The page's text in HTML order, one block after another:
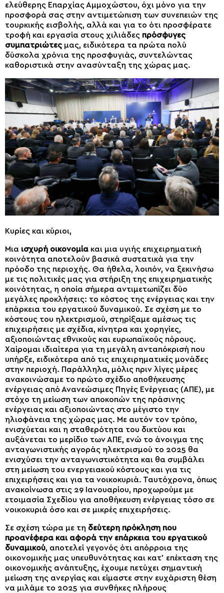
ελεύθερης Επαρχίας Αμμοχώστου, όχι μόνο για την
προσφορά σας στην αντιμετώπιση των συνεπειών της
τουρκικής εισβολής, αλλά και για το ότι προσφέρατε
τροφή και εργασία στους χιλιάδες πρόσφυγες
συμπατριώτες μας, ειδικότερα τα πρώτα πολύ
δύσκολα χρόνια της προσφυγιάς, συντελώντας
καθοριστικά στην ανασύνταξη της χώρας μας.
Κυρίες και κύριοι,
Μια ισχυρή οικονομία και μια υγιής επιχειρηματική
κοινότητα αποτελούν βασικά συστατικά για την
πρόοδο της περιοχής. Θα ήθελα, λοιπόν, να ξεκινήσω
με τις πολιτικές μας για στήριξη της επιχειρηματικής
κοινότητας, η οποία σήμερα αντιμετωπίζει δύο
μεγάλες προκλήσεις: το κόστος της ενέργειας και την
επάρκεια του εργατικού δυναμικού. Σε σχέση με το
κόστους του ηλεκτρισμού, στηρίξαμε αμέσως τις
επιχειρήσεις με σχέδια, κίνητρα και χορηγίες,
αξιοποιώντας εθνικούς και ευρωπαϊκούς πόρους.
Χαίρομαι ιδιαίτερα για τη μεγάλη ανταπόκρισή που
υπήρξε, ειδικότερα από τις επιχειρηματικές μονάδες
στην περιοχή. Παράλληλα, μόλις πριν λίγες μέρες
ανακοινώσαμε το πρώτο σχέδιο αποθήκευσης
ενέργειας από Ανανεώσιμες Πηγές Ενέργειας (ΑΠΕ), με
στόχο τη μείωση των αποκοπών της πράσινης
ενέργειας και αξιοποιώντας στο μέγιστο την
ηλιοφάνεια της χώρας μας. Με αυτόν τον τρόπο,
ενισχύεται και η σταθερότητα του δικτύου και
αυξάνεται το μερίδιο των ΑΠΕ, ενώ το άνοιγμα της
ανταγωνιστικής αγοράς ηλεκτρισμού το 2025 θα
ενισχύσει την ανταγωνιστικότητα και θα συμβάλει
στη μείωση του ενεργειακού κόστους και για τις
επιχειρήσεις και για τα νοικοκυριά. Ταυτόχρονα, όπως
ανακοίνωσα στις 29 Ιανουαρίου, προχωρούμε με
ετοιμασία Σχεδίου για αποθήκευση ενέργειας τόσο σε
νοικοκυριά όσο και σε μικρές επιχειρήσεις.
Σε σχέση τώρα με τη δεύτερη πρόκληση που
προανέφερα και αφορά την επάρκεια του εργατικού
δυναμικού, αποτελεί γεγονός ότι απόρροια της
οικονομικής μας υπευθυνότητας και κατ’ επέκταση της
οικονομικής ανάπτυξης, έχουμε πετύχει σημαντική
μείωση της ανεργίας και είμαστε στην ευχάριστη θέση
να μιλάμε το 2025 για συνθήκες πλήρους